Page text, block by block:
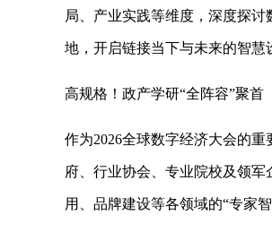
局、产业实践等维度，深度探
地，开启链接当下与未来的智慧
高规格！政产学研“全阵容”聚首
作为2026全球数字经济大会的
府、行业协会、专业院校及领
用、品牌建设等各领域的“专家智